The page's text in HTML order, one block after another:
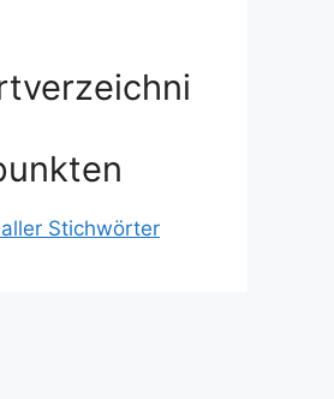
Stichwörter